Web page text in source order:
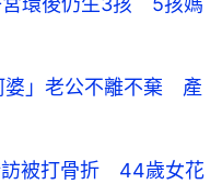
婆」老公不離不棄 產
訪被打骨折 44歲女花